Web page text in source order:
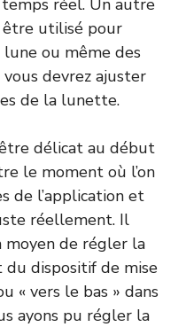
réel. Un autre
être utilisé pour
ou même des
devrez ajuster
de la lunette.
délicat au début
le moment où l’on
de l’application et
réellement. Il
moyen de régler la
dispositif de mise
« vers le bas » dans
ayons pu régler la